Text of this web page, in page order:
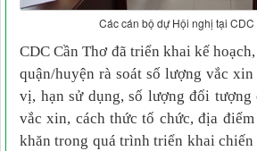
Các cán bộ dự Hội nghị tại CDC
CDC Cần Thơ đã triển khai kế
quận/huyện rà soát số lượng vắc
vị, hạn sử dụng, số lượng đối tượng
vắc xin, cách thức tổ chức, địa
khăn trong quá trình triển khai